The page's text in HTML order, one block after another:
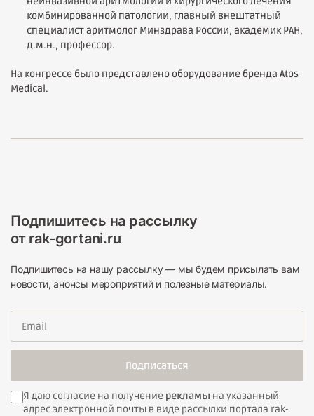
комбинированной патологии, главный внештатный
специалист аритмолог Минздрава России, академик РАН,
д.м.н., профессор.
На конгрессе было представлено оборудование бренда Atos
Medical.
Подпишитесь на рассылку
от rak-gortani.ru
Подпишитесь на нашу рассылку — мы будем присылать вам
новости, анонсы мероприятий и полезные материалы.
Я даю согласие на получение рекламы на указанный
адрес электронной почты в виде рассылки портала rak-
Подписаться